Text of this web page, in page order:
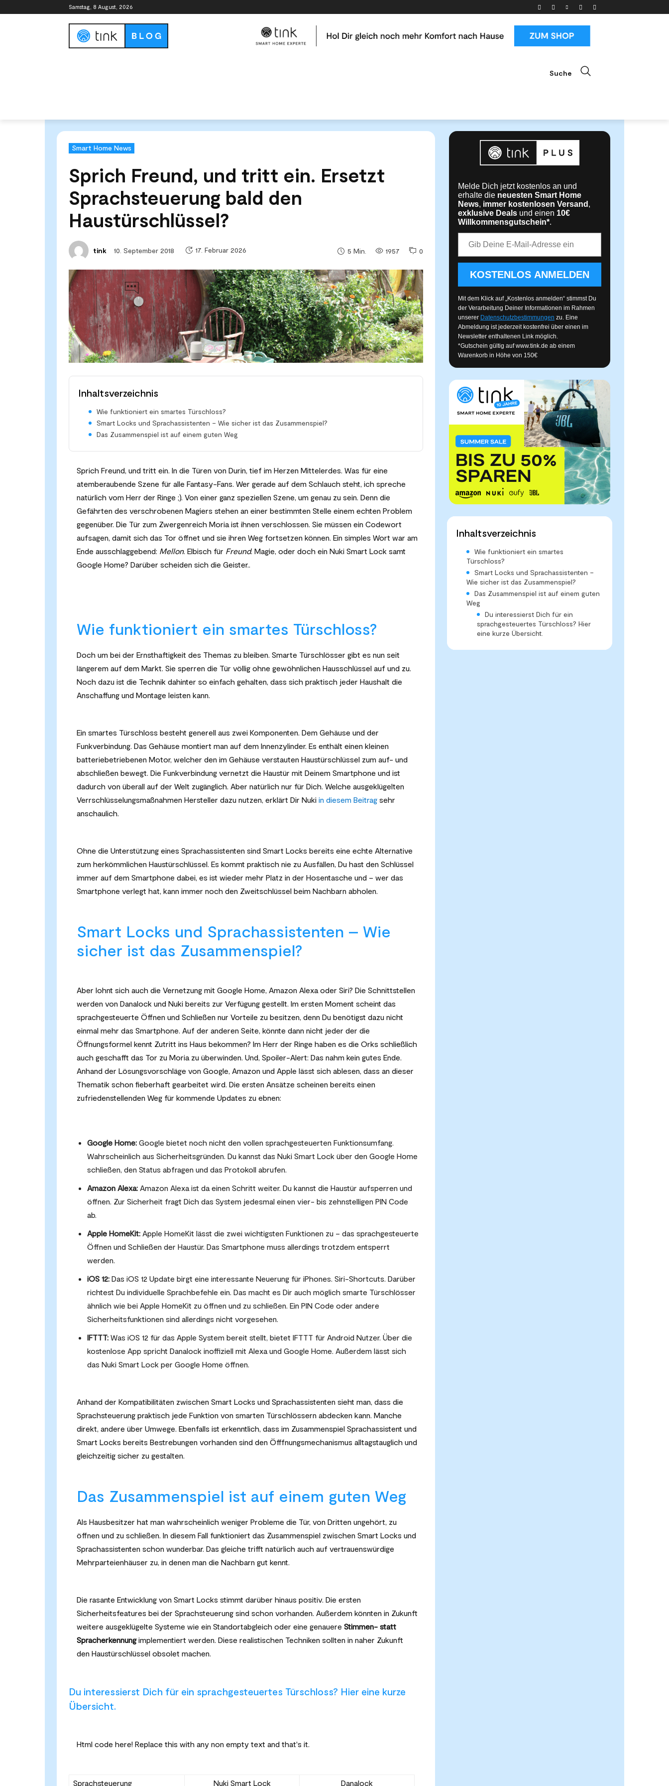
Samstag, 8 August, 2026
Suche
Smart Home News
Sprich Freund, und tritt ein. Ersetzt
Sprachsteuerung bald den
Haustürschlüssel?
tink 10. September 2018 17. Februar 2026 0
1957
5 Min.
Inhaltsverzeichnis
Wie funktioniert ein smartes Türschloss?
Smart Locks und Sprachassistenten – Wie sicher ist das Zusammenspiel?
Das Zusammenspiel ist auf einem guten Weg
Sprich Freund, und tritt ein. In die Türen von Durin, tief im Herzen Mittelerdes. Was für eine
atemberaubende Szene für alle Fantasy-Fans. Wer gerade auf dem Schlauch steht, ich spreche
natürlich vom Herr der Ringe ;). Von einer ganz speziellen Szene, um genau zu sein. Denn die
Gefährten des verschrobenen Magiers stehen an einer bestimmten Stelle einem echten Problem
gegenüber. Die Tür zum Zwergenreich Moria ist ihnen verschlossen. Sie müssen ein Codewort
aufsagen, damit sich das Tor öffnet und sie ihren Weg fortsetzen können. Ein simples Wort war am
Ende ausschlaggebend: Mellon. Elbisch für Freund. Magie, oder doch ein Nuki Smart Lock samt
Google Home? Darüber scheiden sich die Geister..
Wie funktioniert ein smartes Türschloss?
Doch um bei der Ernsthaftigkeit des Themas zu bleiben. Smarte Türschlösser gibt es nun seit
längerem auf dem Markt. Sie sperren die Tür völlig ohne gewöhnlichen Hausschlüssel auf und zu.
Noch dazu ist die Technik dahinter so einfach gehalten, dass sich praktisch jeder Haushalt die
Anschaffung und Montage leisten kann.
Ein smartes Türschloss besteht generell aus zwei Komponenten. Dem Gehäuse und der
Funkverbindung. Das Gehäuse montiert man auf dem Innenzylinder. Es enthält einen kleinen
batteriebetriebenen Motor, welcher den im Gehäuse verstauten Haustürschlüssel zum auf- und
abschließen bewegt. Die Funkverbindung vernetzt die Haustür mit Deinem Smartphone und ist
dadurch von überall auf der Welt zugänglich. Aber natürlich nur für Dich. Welche ausgeklügelten
Verrschlüsselungsmaßnahmen Hersteller dazu nutzen, erklärt Dir Nuki in diesem Beitrag sehr
anschaulich.
Ohne die Unterstützung eines Sprachassistenten sind Smart Locks bereits eine echte Alternative
zum herkömmlichen Haustürschlüssel. Es kommt praktisch nie zu Ausfällen, Du hast den Schlüssel
immer auf dem Smartphone dabei, es ist wieder mehr Platz in der Hosentasche und – wer das
Smartphone verlegt hat, kann immer noch den Zweitschlüssel beim Nachbarn abholen.
Smart Locks und Sprachassistenten – Wie
sicher ist das Zusammenspiel?
Aber lohnt sich auch die Vernetzung mit Google Home, Amazon Alexa oder Siri? Die Schnittstellen
werden von Danalock und Nuki bereits zur Verfügung gestellt. Im ersten Moment scheint das
sprachgesteuerte Öffnen und Schließen nur Vorteile zu besitzen, denn Du benötigst dazu nicht
einmal mehr das Smartphone. Auf der anderen Seite, könnte dann nicht jeder der die
Öffnungsformel kennt Zutritt ins Haus bekommen? Im Herr der Ringe haben es die Orks schließlich
auch geschafft das Tor zu Moria zu überwinden. Und, Spoiler-Alert: Das nahm kein gutes Ende.
Anhand der Lösungsvorschläge von Google, Amazon und Apple lässt sich ablesen, dass an dieser
Thematik schon fieberhaft gearbeitet wird. Die ersten Ansätze scheinen bereits einen
zufriedenstellenden Weg für kommende Updates zu ebnen:
Google Home: Google bietet noch nicht den vollen sprachgesteuerten Funktionsumfang.
Wahrscheinlich aus Sicherheitsgründen. Du kannst das Nuki Smart Lock über den Google Home
schließen, den Status abfragen und das Protokoll abrufen.
Amazon Alexa: Amazon Alexa ist da einen Schritt weiter. Du kannst die Haustür aufsperren und
öffnen. Zur Sicherheit fragt Dich das System jedesmal einen vier- bis zehnstelligen PIN Code
ab.
Apple HomeKit: Apple HomeKit lässt die zwei wichtigsten Funktionen zu – das sprachgesteuerte
Öffnen und Schließen der Haustür. Das Smartphone muss allerdings trotzdem entsperrt
werden.
iOS 12: Das iOS 12 Update birgt eine interessante Neuerung für iPhones. Siri-Shortcuts. Darüber
richtest Du individuelle Sprachbefehle ein. Das macht es Dir auch möglich smarte Türschlösser
ähnlich wie bei Apple HomeKit zu öffnen und zu schließen. Ein PIN Code oder andere
Sicherheitsfunktionen sind allerdings nicht vorgesehen.
IFTTT: Was iOS 12 für das Apple System bereit stellt, bietet IFTTT für Android Nutzer. Über die
kostenlose App spricht Danalock inoffiziell mit Alexa und Google Home. Außerdem lässt sich
das Nuki Smart Lock per Google Home öffnen.
Anhand der Kompatibilitäten zwischen Smart Locks und Sprachassistenten sieht man, dass die
Sprachsteuerung praktisch jede Funktion von smarten Türschlössern abdecken kann. Manche
direkt, andere über Umwege. Ebenfalls ist erkenntlich, dass im Zusammenspiel Sprachassistent und
Smart Locks bereits Bestrebungen vorhanden sind den Öfffnungsmechanismus alltagstauglich und
gleichzeitig sicher zu gestalten.
Das Zusammenspiel ist auf einem guten Weg
Als Hausbesitzer hat man wahrscheinlich weniger Probleme die Tür, von Dritten ungehört, zu
öffnen und zu schließen. In diesem Fall funktioniert das Zusammenspiel zwischen Smart Locks und
Sprachassistenten schon wunderbar. Das gleiche trifft natürlich auch auf vertrauenswürdige
Mehrparteienhäuser zu, in denen man die Nachbarn gut kennt.
Die rasante Entwicklung von Smart Locks stimmt darüber hinaus positiv. Die ersten
Sicherheitsfeatures bei der Sprachsteuerung sind schon vorhanden. Außerdem könnten in Zukunft
weitere ausgeklügelte Systeme wie ein Standortabgleich oder eine genauere Stimmen- statt
Spracherkennungimplementiert werden. Diese realistischen Techniken sollten in naher Zukunft
den Haustürschlüssel obsolet machen.
Du interessierst Dich für ein sprachgesteuertes Türschloss? Hier eine kurze
Übersicht.
Html code here! Replace this with any non empty text and that's it.
Sprachsteuerung Nuki Smart Lock Danalock
Melde Dich jetzt kostenlos an und
erhalte die neuesten Smart Home
News, immer kostenlosen Versand ,
exklusive Deals und einen 10€
Willkommensgutschein*.
KOSTENLOS ANMELDEN
Mit dem Klick auf „Kostenlos anmelden“ stimmst Du
der Verarbeitung Deiner Informationen im Rahmen
unserer Datenschutzbestimmungen zu. Eine
Abmeldung ist jederzeit kostenfrei über einen im
Newsletter enthaltenen Link möglich.
*Gutschein gültig aufwww.tink.de ab einem
Warenkorb in Höhe von 150€
Inhaltsverzeichnis
Wie funktioniert ein smartes
Türschloss?
Smart Locks und Sprachassistenten –
Wie sicher ist das Zusammenspiel?
Das Zusammenspiel ist auf einem guten
Weg
Du interessierst Dich für ein
sprachgesteuertes Türschloss? Hier
eine kurze Übersicht.